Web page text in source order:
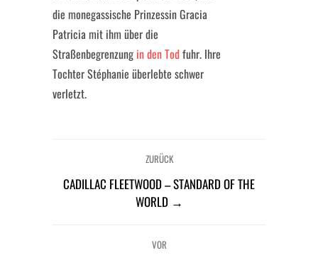
die monegassische Prinzessin Gracia
Patricia mit ihm über die
Straßenbegrenzung in den Todfuhr. Ihre
Tochter Stéphanie überlebte schwer
verletzt.
ZURÜCK
CADILLAC FLEETWOOD – STANDARD OF THE
WORLD →
VOR